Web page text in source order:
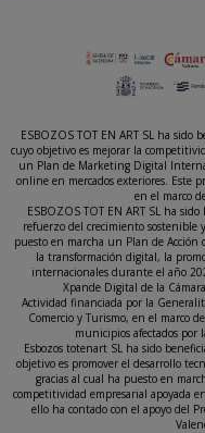
ESBOZOS TOT EN ART SL ha sido
cuyo objetivo es mejorar la
un Plan de Marketing Digital
online en mercados exteriores. Este
en el marco
ESBOZOS TOT EN ART SL ha
refuerzo del crecimiento sostenible
puesto en marcha un Plan de
la transformación digital, la
internacionales durante el año
Xpande Digital de la
Actividad financiada por la
Comercio y Turismo, en el marco
municipios afectados por
Esbozos totenart SL ha sido
objetivo es promover el desarrollo
gracias al cual ha puesto en
competitividad empresarial apoyada
ello ha contado con el apoyo del